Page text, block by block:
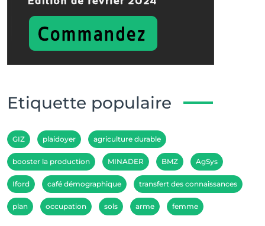
Etiquette populaire
GIZ plaidoyer agriculture durable
booster la production MINADER BMZ AgSys
Iford café démographique transfert des connaissances
plan occupation sols arme femme